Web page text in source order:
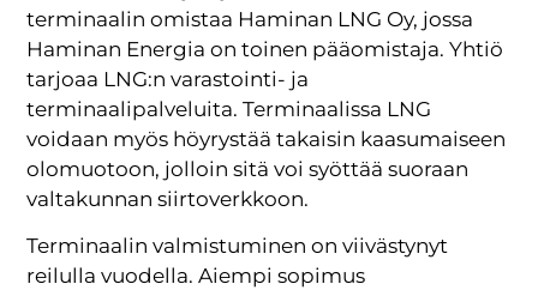
terminaalin omistaa Haminan LNG Oy, jossa
Haminan Energia on toinen pääomistaja. Yhtiö
tarjoaa LNG:n varastointi- ja
terminaalipalveluita. Terminaalissa LNG
voidaan myös höyrystää takaisin kaasumaiseen
olomuotoon, jolloin sitä voi syöttää suoraan
valtakunnan siirtoverkkoon.
Terminaalin valmistuminen on viivästynyt
reilulla vuodella. Aiempi sopimus